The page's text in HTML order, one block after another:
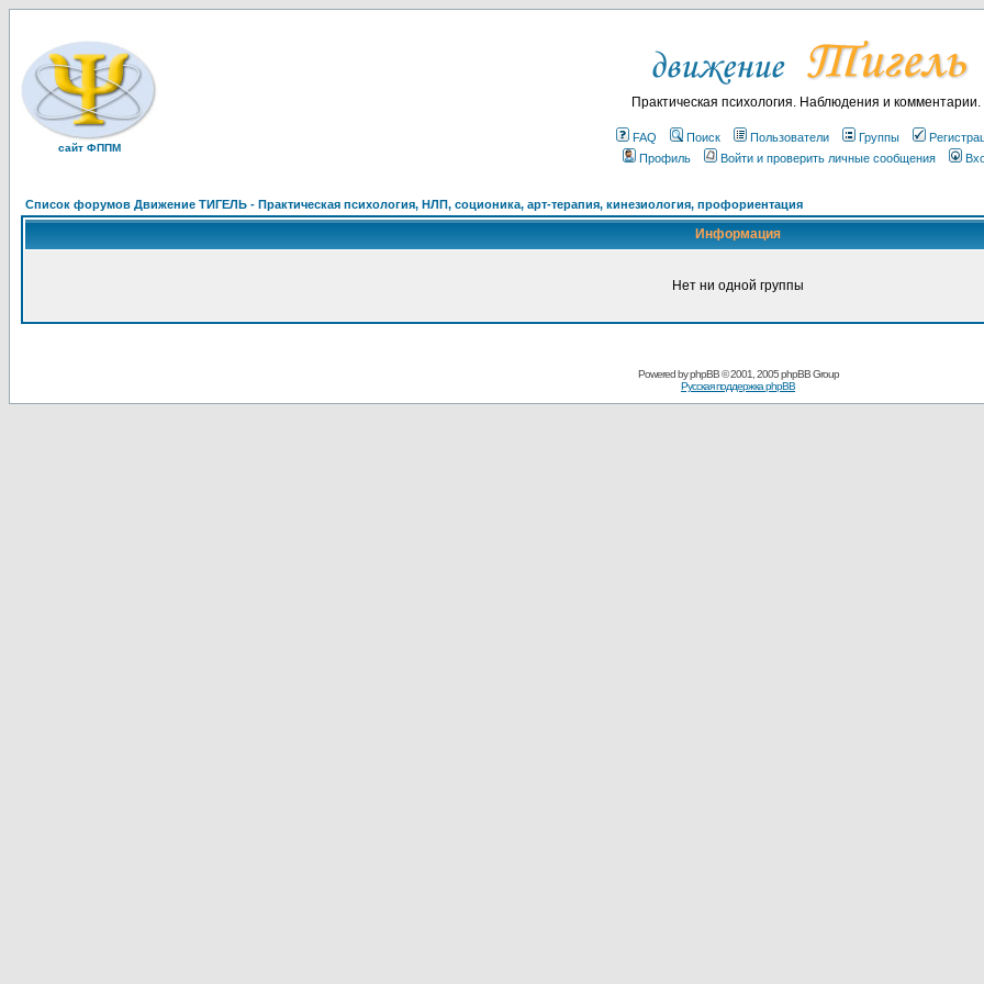
сайт ФППМ
Практическая психология. Наблюдения и комментарии.
FAQ Поиск Пользователи Группы
Профиль
Войти и проверить личные сообщения
Список форумов Движение ТИГЕЛЬ - Практическая психология, НЛП, соционика, арт-терапия, кинезиология, профориентация
Информация
Нет ни одной группы
Powered byphpBB© 2001, 2005 phpBB Group
Русская поддержка phpBB